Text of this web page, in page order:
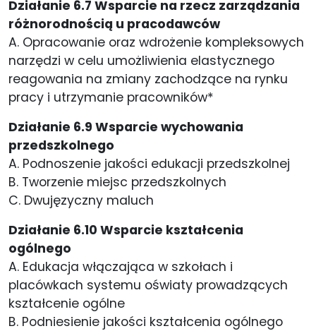
Działanie 6.7 Wsparcie na rzecz zarządzania
różnorodnością u pracodawców
A. Opracowanie oraz wdrożenie kompleksowych
narzędzi w celu umożliwienia elastycznego
reagowania na zmiany zachodzące na rynku
pracy i utrzymanie pracowników*
Działanie 6.9 Wsparcie wychowania
przedszkolnego
A. Podnoszenie jakości edukacji przedszkolnej
B. Tworzenie miejsc przedszkolnych
C. Dwujęzyczny maluch
Działanie 6.10 Wsparcie kształcenia
ogólnego
A. Edukacja włączająca w szkołach i
placówkach systemu oświaty prowadzących
kształcenie ogólne
B. Podniesienie jakości kształcenia ogólnego